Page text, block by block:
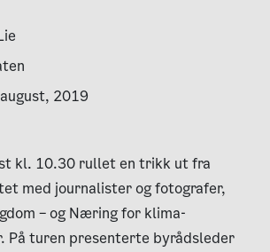
2019
kl. 10.30 rullet en trikk ut fra
med journalister og fotografer,
– og Næring for klima-
På turen presenterte byrådsleder